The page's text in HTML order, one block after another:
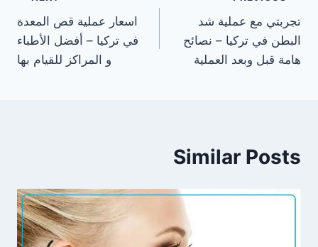
المقالات
تجربتي مع عملية شد
البطن في تركيا – نصائح
هامة قبل وبعد العملية
اسعار عملية قص المعدة
في تركيا – أفضل الأطباء
و المراكز للقيام بها
Similar Posts